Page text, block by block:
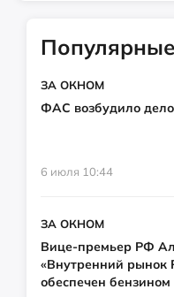
ЗА ОКНОМ
ФАС возбудило
6 июля 10:44
ЗА ОКНОМ
Вице-премьер РФ
«Внутренний рынок
обеспечен